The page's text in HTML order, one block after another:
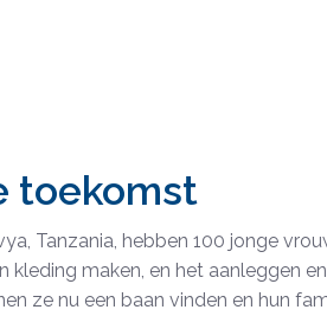
toekomst
Tanzania, hebben 100 jonge
kleding maken, en het aanleggen
ze nu een baan vinden en hun